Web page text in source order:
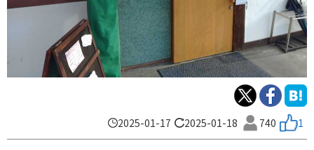
2025-01-17 2025-01-18 740 1